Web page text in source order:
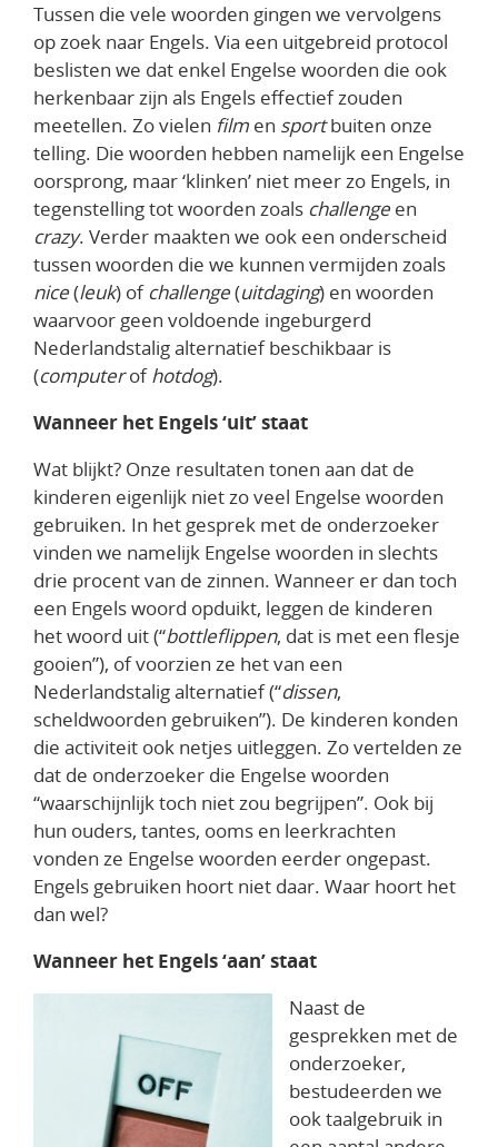
Tussen die vele woorden gingen we vervolgens
op zoek naar Engels. Via een uitgebreid protocol
beslisten we dat enkel Engelse woorden die ook
herkenbaar zijn als Engels effectief zouden
meetellen. Zo vielen film en sportbuiten onze
telling. Die woorden hebben namelijk een Engelse
oorsprong, maar ‘klinken’ niet meer zo Engels, in
tegenstelling tot woorden zoals challenge en
crazy. Verder maakten we ook een onderscheid
tussen woorden die we kunnen vermijden zoals
nice(leuk) ofchallenge(uitdaging) en woorden
waarvoor geen voldoende ingeburgerd
Nederlandstalig alternatief beschikbaar is
(computerofhotdog).
Wanneer het Engels ‘uit’ staat
Wat blijkt? Onze resultaten tonen aan dat de
kinderen eigenlijk niet zo veel Engelse woorden
gebruiken. In het gesprek met de onderzoeker
vinden we namelijk Engelse woorden in slechts
drie procent van de zinnen. Wanneer er dan toch
een Engels woord opduikt, leggen de kinderen
het woord uit (“bottleflippen, dat is met een flesje
gooien”), of voorzien ze het van een
Nederlandstalig alternatief (“dissen,
scheldwoorden gebruiken”). De kinderen konden
die activiteit ook netjes uitleggen. Zo vertelden ze
dat de onderzoeker die Engelse woorden
“waarschijnlijk toch niet zou begrijpen”. Ook bij
hun ouders, tantes, ooms en leerkrachten
vonden ze Engelse woorden eerder ongepast.
Engels gebruiken hoort niet daar. Waar hoort het
dan wel?
Wanneer het Engels ‘aan’ staat
Naast de
gesprekken met de
onderzoeker,
bestudeerden we
ook taalgebruik in